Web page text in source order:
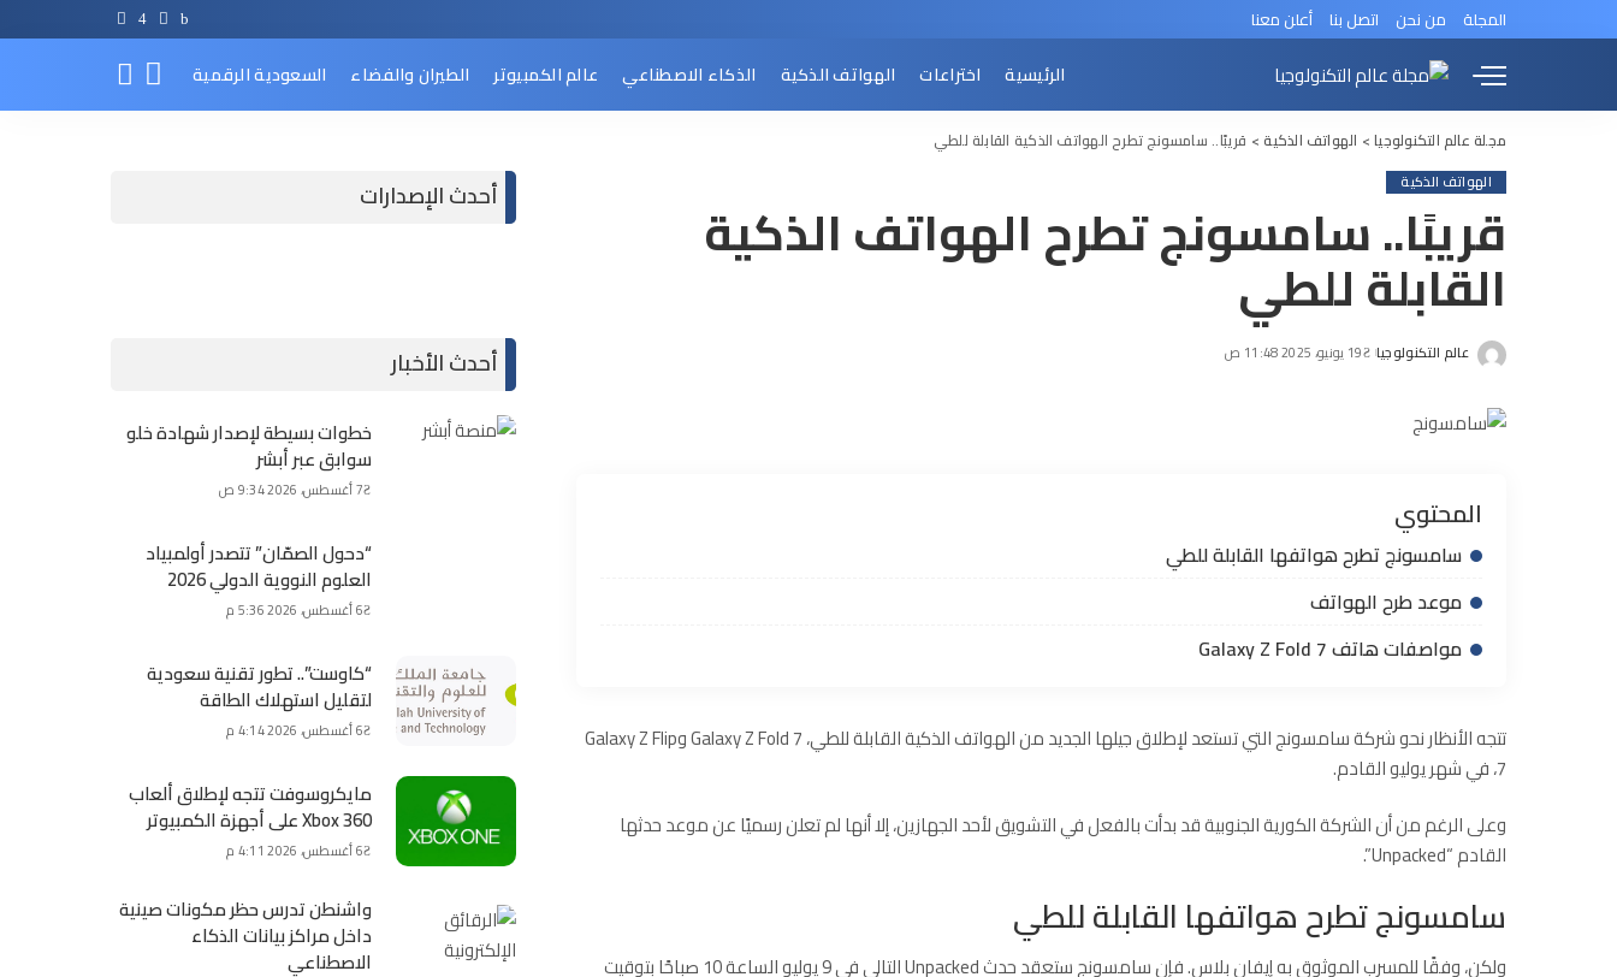
المجلة من نحن اتصل بنا أعلن معنا
الرئيسية اختراعات الهواتف الذكية الذكاء الاصطناعي عالم الكمبيوتر الطيران والفضاء السعودية الرقمية
مجلة عالم التكنولوجيا> الهواتف الذكية > قريبًا.. سامسونج تطرح الهواتف الذكية القابلة للطي
الهواتف الذكية
قريبًا.. سامسونج تطرح الهواتف الذكية
القابلة للطي
Posted
عالم التكنولوجيا 19 يونيو، 2025 11:48 ص
المحتوي
سامسونج تطرح هواتفها القابلة للطي
موعد طرح الهواتف
مواصفات هاتف Galaxy Z Fold 7
تتجه الأنظار نحو شركة سامسونج التي تستعد لإطلاق جيلها الجديد من الهواتف الذكية القابلة للطي، Galaxy Z Fold 7 وGalaxy Z Flip
7، في شهر يوليو القادم.
وعلى الرغم من أن الشركة الكورية الجنوبية قد بدأت بالفعل في التشويق لأحد الجهازين، إلا أنها لم تعلن رسميًا عن موعد حدثها
القادم “Unpacked”.
سامسونج تطرح هواتفها القابلة للطي
ولكن، وفقًا للمسرب الموثوق به إيفان بلاس. فإنسامسونج
ستعقد حدث Unpacked التالي في 9 يوليو الساعة 10 صباحًا بتوقيت
أحدث الإصدارات
أحدث الأخبار
خطوات بسيطة لإصدار شهادة خلو
سوابق عبر أبشر
7 أغسطس، 2026 9:34 ص
“دحول الصمّان” تتصدر أولمبياد
العلوم النووية الدولي 2026
6 أغسطس، 2026 5:36 م
“كاوست”.. تطور تقنية سعودية
لتقليل استهلاك الطاقة
6 أغسطس، 2026 4:14 م
مايكروسوفت تتجه لإطلاق ألعاب
Xbox 360 على أجهزة الكمبيوتر
6 أغسطس، 2026 4:11 م
واشنطن تدرس حظر مكونات صينية
داخل مراكز بيانات الذكاء
الاصطناعي